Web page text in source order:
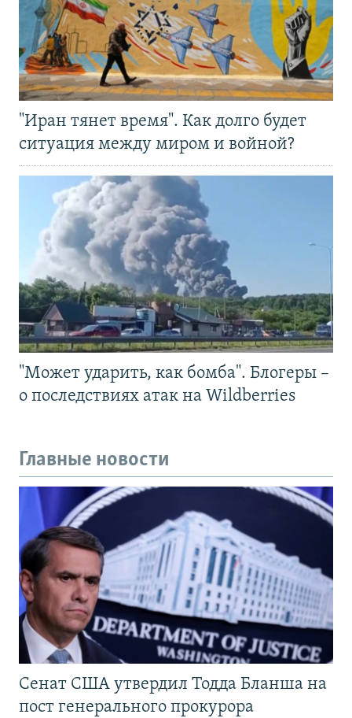
"Иран тянет время". Как долго будет
ситуация между миром и войной?
"Может ударить, как бомба". Блогеры –
о последствиях атак на Wildberries
Главные новости
Сенат США утвердил Тодда Бланша на
пост генерального прокурора